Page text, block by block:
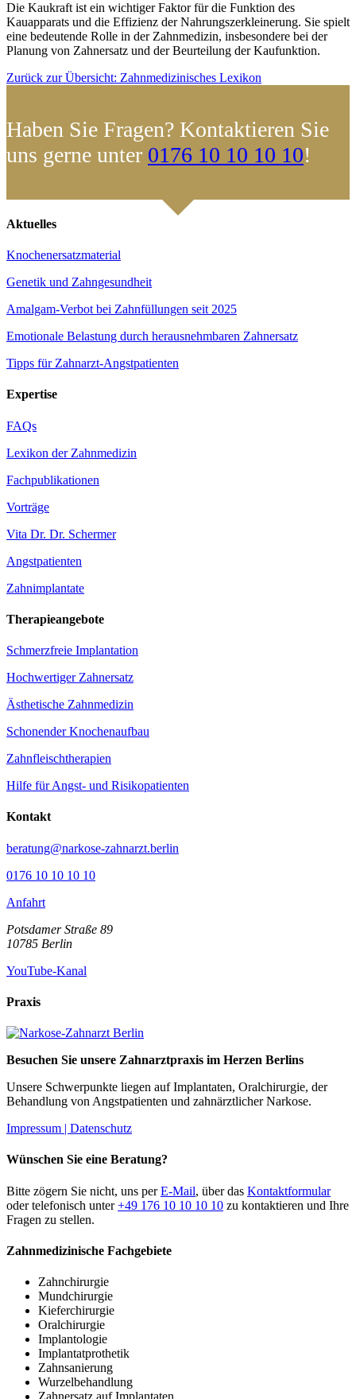
Die Kaukraft ist ein wichtiger Faktor für die Funktion des
Kauapparats und die Effizienz der Nahrungszerkleinerung. Sie spielt
eine bedeutende Rolle in der Zahnmedizin, insbesondere bei der
Planung von Zahnersatz und der Beurteilung der Kaufunktion.
Zurück zur Übersicht: Zahnmedizinisches Lexikon
Haben Sie Fragen? Kontaktieren Sie
uns gerne unter 0176 10 10 10 10!
Aktuelles
Knochenersatzmaterial
Genetik und Zahngesundheit
Amalgam-Verbot bei Zahnfüllungen seit 2025
Emotionale Belastung durch herausnehmbaren Zahnersatz
Tipps für Zahnarzt-Angstpatienten
Expertise
FAQs
Lexikon der Zahnmedizin
Fachpublikationen
Vorträge
Vita Dr. Dr. Schermer
Angstpatienten
Zahnimplantate
Therapieangebote
Schmerzfreie Implantation
Hochwertiger Zahnersatz
Ästhetische Zahnmedizin
Schonender Knochenaufbau
Zahnfleischtherapien
Hilfe für Angst- und Risikopatienten
Kontakt
beratung@narkose-zahnarzt.berlin
0176 10 10 10 10
Anfahrt
Potsdamer Straße 89
10785 Berlin
YouTube-Kanal
Praxis
Besuchen Sie unsere Zahnarztpraxis im Herzen Berlins
Unsere Schwerpunkte liegen auf Implantaten, Oralchirurgie, der
Behandlung von Angstpatienten und zahnärztlicher Narkose.
Impressum | Datenschutz
Wünschen Sie eine Beratung?
Bitte zögern Sie nicht, uns perE-Mail, über das Kontaktformular
oder telefonisch unter+49 176 10 10 10 10 zu kontaktieren und Ihre
Fragen zu stellen.
Zahnmedizinische Fachgebiete
Zahnchirurgie
Mundchirurgie
Kieferchirurgie
Oralchirurgie
Implantologie
Implantatprothetik
Zahnsanierung
Wurzelbehandlung